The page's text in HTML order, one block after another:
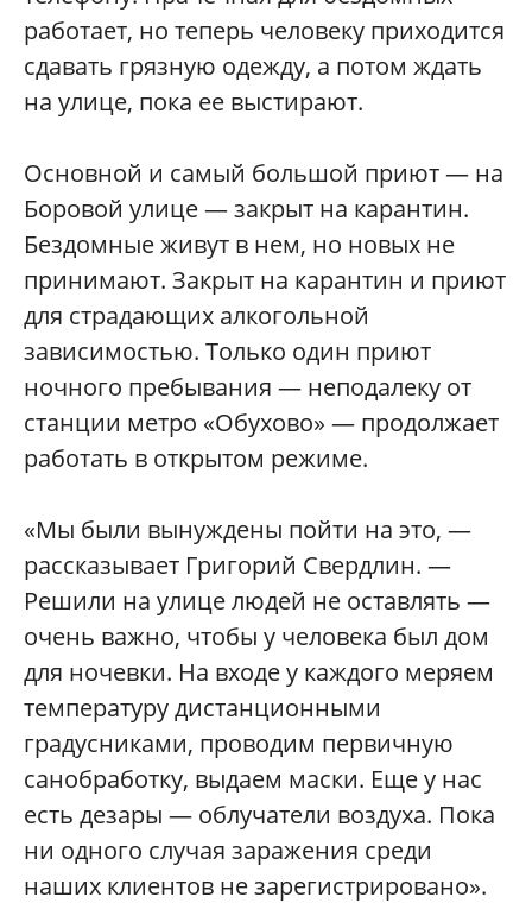
работает, но теперь человеку приходится
сдавать грязную одежду, а потом ждать
на улице, пока ее выстирают.
Основной и самый большой приют — на
Боровой улице — закрыт на карантин.
Бездомные живут в нем, но новых не
принимают. Закрыт на карантин и приют
для страдающих алкогольной
зависимостью. Только один приют
ночного пребывания — неподалеку от
станции метро «Обухово» — продолжает
работать в открытом режиме.
«Мы были вынуждены пойти на это, —
рассказывает Григорий Свердлин. —
Решили на улице людей не оставлять —
очень важно, чтобы у человека был дом
для ночевки. На входе у каждого меряем
температуру дистанционными
градусниками, проводим первичную
санобработку, выдаем маски. Еще у нас
есть дезары — облучатели воздуха. Пока
ни одного случая заражения среди
наших клиентов не зарегистрировано».